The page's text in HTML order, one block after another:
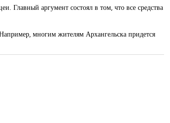
Главный аргумент состоял в том, что все средства
многим жителям Архангельска придется